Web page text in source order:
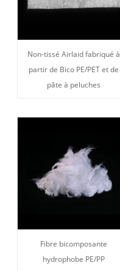
Non-tissé Airlaid fabriqué à
partir de Bico PE/PET et de
pâte à peluches
Fibre bicomposante
hydrophobe PE/PP